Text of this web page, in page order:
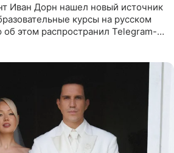
Иван Дорн нашел новый источник
курсы на русском
этом распространил Telegram-